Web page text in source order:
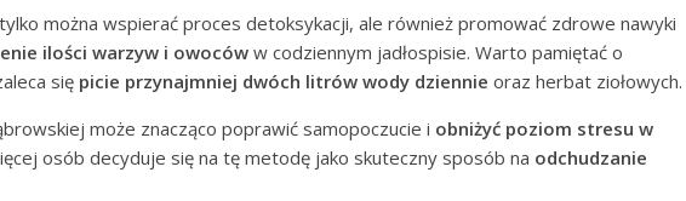
można wspierać proces detoksykacji, ale również promować zdrowe nawyki
ilości warzyw i owoców w codziennym jadłospisie. Warto pamiętać o
się picie przynajmniej dwóch litrów wody dziennie oraz herbat ziołowych.
może znacząco poprawić samopoczucie i obniżyć poziom stresu w
osób decyduje się na tę metodę jako skuteczny sposób na odchudzanie